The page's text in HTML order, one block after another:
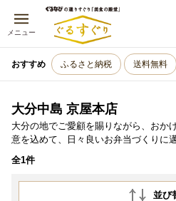
メニュー
おすすめ ふるさと納税 送料無料
大分中島 京屋本店
大分の地でご愛顧を賜りながら、おか
意を込めて、日々良いお弁当づくりに
全1件
並び